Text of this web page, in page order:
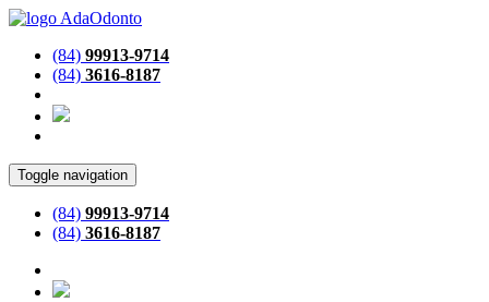
(84) 99913-9714
(84) 3616-8187
Toggle navigation
(84) 99913-9714
(84) 3616-8187